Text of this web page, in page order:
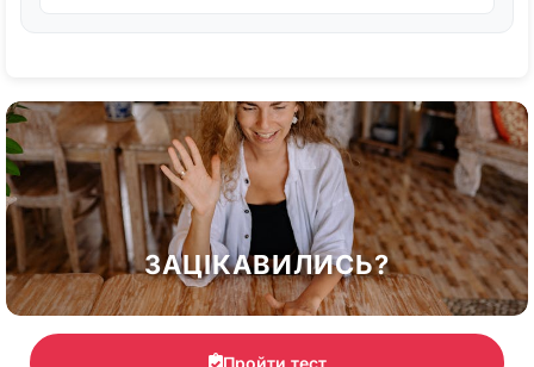
ЗАЦІКАВИЛИСЬ?
Пройти тест